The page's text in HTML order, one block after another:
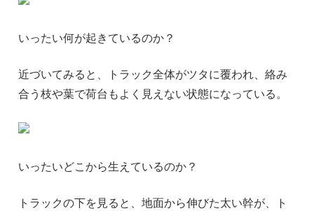
いったい何が起きているのか？
近づいてみると、トラック全体がツタに覆われ、絡み
合う枝や葉で荷台もよく見えない状態になっている。
いったいどこから生えているのか？
トラックの下を見ると、地面から伸びた太い幹が、ト